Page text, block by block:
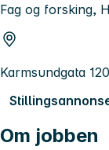
Fag og forsking,
Karmsundgata
Om jobben